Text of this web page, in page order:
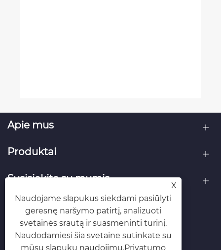
Apie mus
Produktai
Susisiekite su mumis
SEKITE MUS
X
Naudojame slapukus siekdami pasiūlyti
geresnę naršymo patirtį, analizuoti
svetainės srautą ir suasmeninti turinį.
Naudodamiesi šia svetaine sutinkate su
mūsų slapukų naudojimu.Privatumo